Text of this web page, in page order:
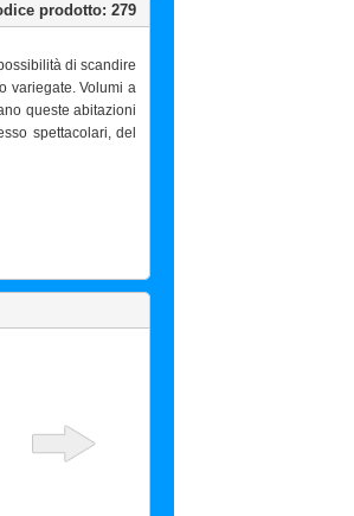
prodotto: 279
di scandire
variegate. Volumi a
queste abitazioni
spettacolari, del